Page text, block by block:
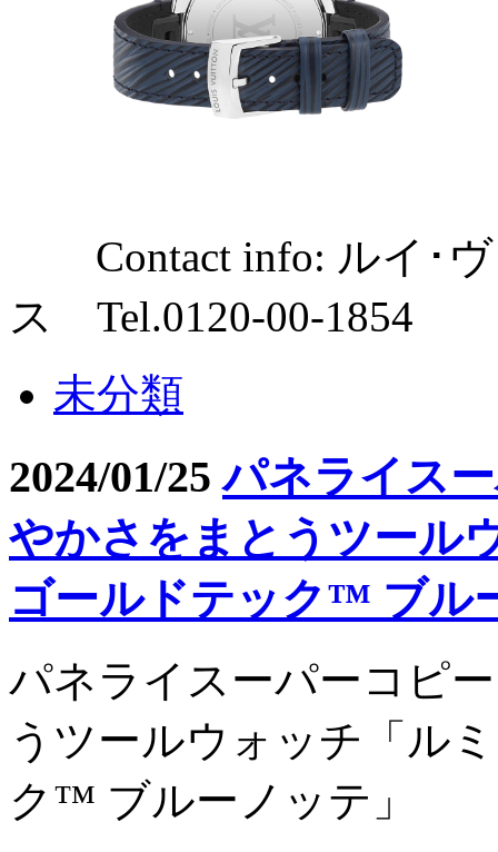
Contact info: ルイ･ヴ
ス Tel.0120-00-1854
未分類
2024/01/25パネライス
やかさをまとうツール
ゴールドテック™️ ブル
パネライスーパーコピ
うツールウォッチ「ル
ク™️ ブルーノッテ」